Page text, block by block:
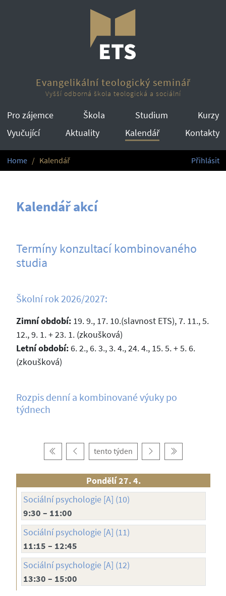
Evangelikální teologický seminář
Vyšší odborná škola teologická a sociální
Pro zájemce Škola Studium
Kurzy
Vyučující
Aktuality Kalendář Kontakty
Home Kalendář Přihlásit
Kalendář akcí
Termíny konzultací kombinovaného
studia
Školní rok 2026/2027:
Zimní období:19. 9., 17. 10.(slavnost ETS), 7. 11., 5.
12., 9. 1. + 23. 1. (zkoušková)
Letní období:6. 2., 6. 3., 3. 4., 24. 4., 15. 5. + 5. 6.
(zkoušková)
Rozpis denní a kombinované výuky po
týdnech
tento týden
Pondělí 27. 4.
Sociální psychologie [A] (10)
9:30 – 11:00
Sociální psychologie [A] (11)
11:15 – 12:45
Sociální psychologie [A] (12)
13:30 – 15:00